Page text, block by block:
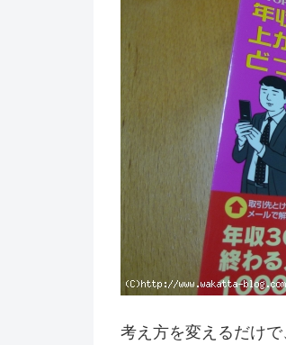
考え方を変えるだけ